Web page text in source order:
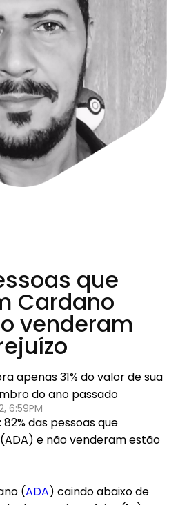
que
Cardano
venderam
apenas 31% do valor de sua
do ano passado
6:59PM
(ADA) caindo abaixo de